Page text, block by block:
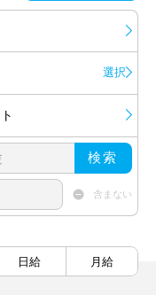
選択
検索
含まない
日給 月給